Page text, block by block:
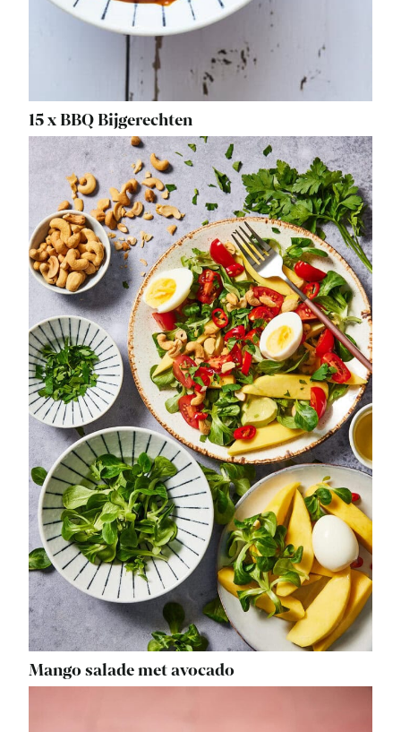
15 x BBQ Bijgerechten
Mango salade met avocado